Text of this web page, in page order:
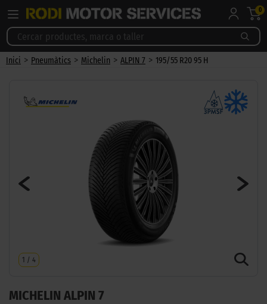
0
Inici > Pneumàtics > Michelin > ALPIN 7 > 195/55 R20 95 H
1 / 4
MICHELIN ALPIN 7